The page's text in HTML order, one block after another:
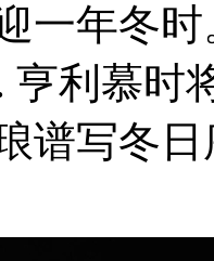
一年冬
亨利慕时
谱写冬